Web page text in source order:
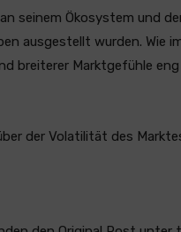
seinem Ökosystem und
ausgestellt wurden. Wie
breiterer Marktgefühle
der Volatilität des